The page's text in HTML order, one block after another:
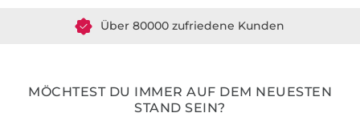
Über 80000 zufriedene Kunden
MÖCHTEST DU IMMER AUF DEM NEUESTEN
STAND SEIN?